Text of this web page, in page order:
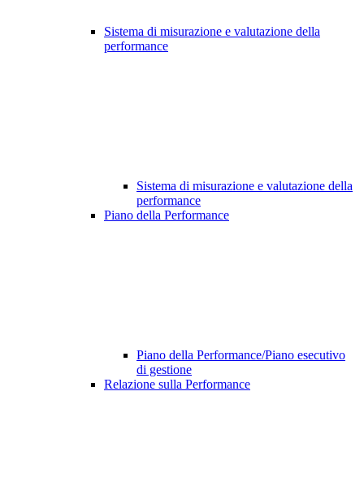
Sistema di misurazione e valutazione della
performance
Sistema di misurazione e valutazione della
performance
Piano della Performance
Piano della Performance/Piano esecutivo
di gestione
Relazione sulla Performance